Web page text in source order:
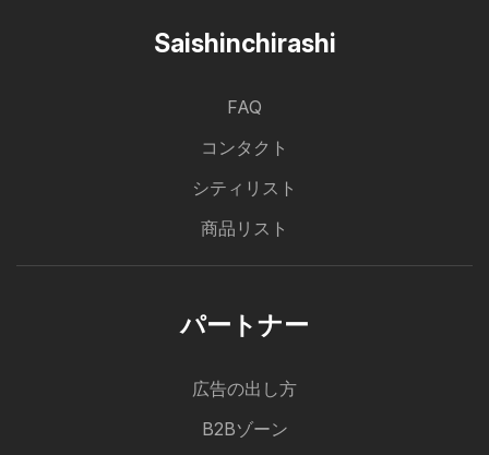
Saishinchirashi
FAQ
コンタクト
シティリスト
商品リスト
パートナー
広告の出し方
B2Bゾーン